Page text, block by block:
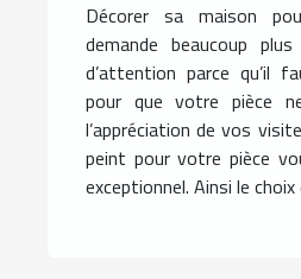
Décorer sa maison
demande beaucoup
d’attention parce qu’il
pour que votre pièce
l’appréciation de vos
peint pour votre pièce
exceptionnel. Ainsi le choix